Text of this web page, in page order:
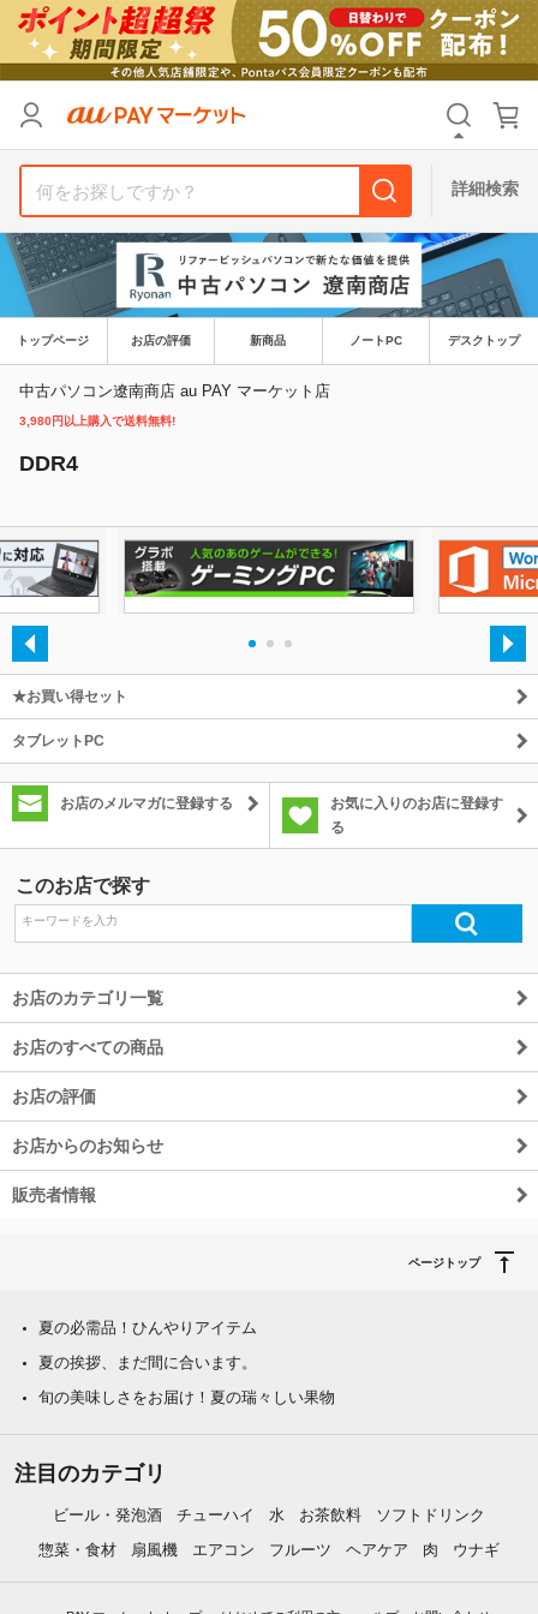
詳細検索
トップページ お店の評価 新商品 ノートPC デスクトップ
中古パソコン遼南商店 au PAY マーケット店
3,980円以上購入で送料無料!
DDR4
★お買い得セット
タブレットPC
お店のメルマガに登録する
お気に入りのお店に登録す
る
このお店で探す
お店のカテゴリ一覧
お店のすべての商品
お店の評価
お店からのお知らせ
販売者情報
ページトップ
夏の必需品！ひんやりアイテム
夏の挨拶、まだ間に合います。
旬の美味しさをお届け！夏の瑞々しい果物
注目のカテゴリ
ビール・発泡酒 チューハイ 水 お茶飲料
ソフトドリンク
惣菜・食材
扇風機 エアコン フルーツ ヘアケア 肉 ウナギ
支払い方法
その他の条件
送料無料 タイムセール
Pontaパス特典対象すべて ポイントUPセレクトのみ
除外ワード